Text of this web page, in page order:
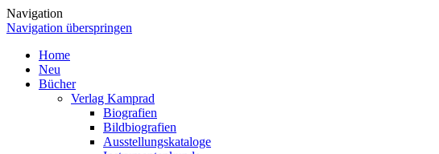
Navigation
Navigation überspringen
Home
Neu
Bücher
Verlag Kamprad
Biografien
Bildbiografien
Ausstellungskataloge